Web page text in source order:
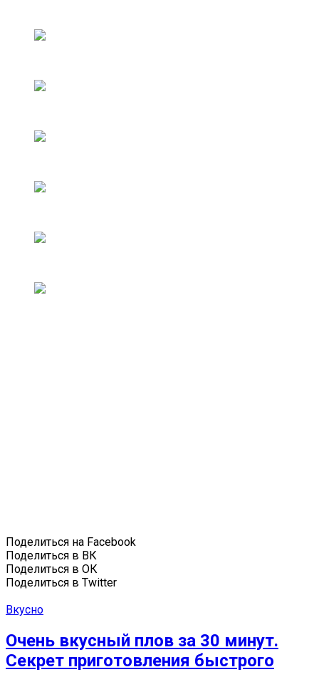
Поделиться на Facebook
Поделиться в ВК
Поделиться в ОК
Поделиться в Twitter
Вкусно
Очень вкусный плов за 30 минут.
Секрет приготовления быстрого